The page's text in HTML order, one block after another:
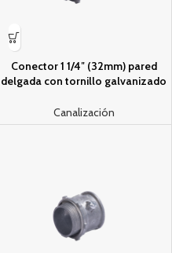
Conector 1 1/4″ (32mm) pared
delgada con tornillo galvanizado
Canalización